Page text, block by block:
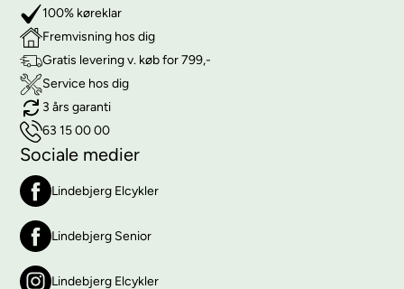
100% køreklar
Fremvisning hos dig
Gratis levering v. køb for 799,-
Service hos dig
3 års garanti
63 15 00 00
Sociale medier
Lindebjerg Elcykler
Lindebjerg Senior
Lindebjerg Elcykler